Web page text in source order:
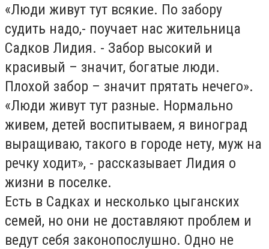
«Люди живут тут всякие. По забору
судить надо,- поучает нас жительница
Садков Лидия. - Забор высокий и
красивый – значит, богатые люди.
Плохой забор – значит прятать нечего».
«Люди живут тут разные. Нормально
живем, детей воспитываем, я виноград
выращиваю, такого в городе нету, муж на
речку ходит», - рассказывает Лидия о
жизни в поселке.
Есть в Садках и несколько цыганских
семей, но они не доставляют проблем и
ведут себя законопослушно. Одно не